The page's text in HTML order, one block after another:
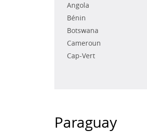
Angola
Bénin
Botswana
Cameroun
Cap-Vert
Paraguay